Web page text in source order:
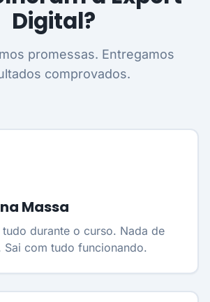
Digital?
promessas. Entregamos
comprovados.
Massa
durante o curso. Nada de
Sai com tudo funcionando.